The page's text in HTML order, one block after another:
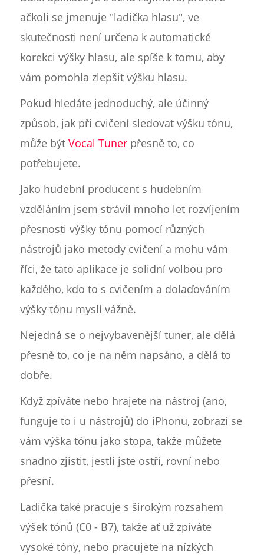
ačkoli se jmenuje "ladička hlasu", ve
skutečnosti není určena k automatické
korekci výšky hlasu, ale spíše k tomu, aby
vám pomohla zlepšit výšku hlasu.
Pokud hledáte jednoduchý, ale účinný
způsob, jak při cvičení sledovat výšku tónu,
může být Vocal Tunerpřesně to, co
potřebujete.
Jako hudební producent s hudebním
vzděláním jsem strávil mnoho let rozvíjením
přesnosti výšky tónu pomocí různých
nástrojů jako metody cvičení a mohu vám
říci, že tato aplikace je solidní volbou pro
každého, kdo to s cvičením a dolaďováním
výšky tónu myslí vážně.
Nejedná se o nejvybavenější tuner, ale dělá
přesně to, co je na něm napsáno, a dělá to
dobře.
Když zpíváte nebo hrajete na nástroj (ano,
funguje to i u nástrojů) do iPhonu, zobrazí se
vám výška tónu jako stopa, takže můžete
snadno zjistit, jestli jste ostří, rovní nebo
přesní.
Ladička také pracuje s širokým rozsahem
výšek tónů (C0 - B7), takže ať už zpíváte
vysoké tóny, nebo pracujete na nízkých